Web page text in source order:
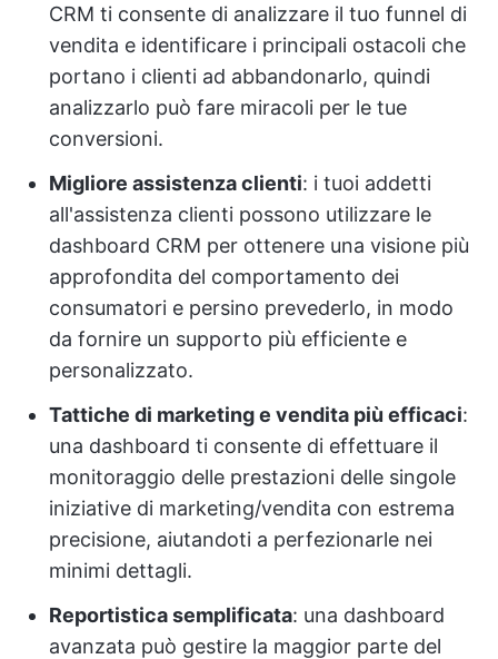
CRM ti consente di analizzare il tuo funnel di
vendita e identificare i principali ostacoli che
portano i clienti ad abbandonarlo, quindi
analizzarlo può fare miracoli per le tue
conversioni.
Migliore assistenza clienti: i tuoi addetti
all'assistenza clienti possono utilizzare le
dashboard CRM per ottenere una visione più
approfondita del comportamento dei
consumatori e persino prevederlo, in modo
da fornire un supporto più efficiente e
personalizzato.
Tattiche di marketing e vendita più efficaci:
una dashboard ti consente di effettuare il
monitoraggio delle prestazioni delle singole
iniziative di marketing/vendita con estrema
precisione, aiutandoti a perfezionarle nei
minimi dettagli.
Reportistica semplificata: una dashboard
avanzata può gestire la maggior parte del